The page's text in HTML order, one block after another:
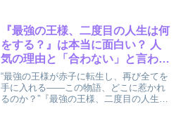
も聞かれますが、果たしてその真相はど
うなのでしょうか。この記...
『最強の王様、二度目の人生は何
をする？』は本当に面白い？ 人
気の理由と「合わない」と言われ
る理由を比較
“最強の王様が赤子に転生し、再び全てを
手に入れる――この物語、どこに惹かれ
るのか？”『最強の王様、二度目の人生は